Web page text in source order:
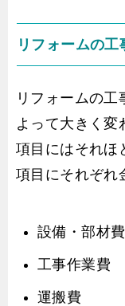
リフォームの工
リフォームの工
よって大きく変
項目にはそれほ
項目にそれぞれ
設備・部材費
工事作業費
運搬費